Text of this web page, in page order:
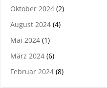
Oktober 2024 (2)
August 2024 (4)
Mai 2024 (1)
März 2024 (6)
Februar 2024 (8)